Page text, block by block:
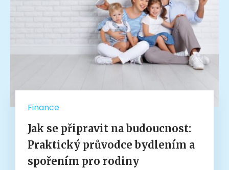
Finance
Jak se připravit na budoucnost:
Praktický průvodce bydlením a
spořením pro rodiny